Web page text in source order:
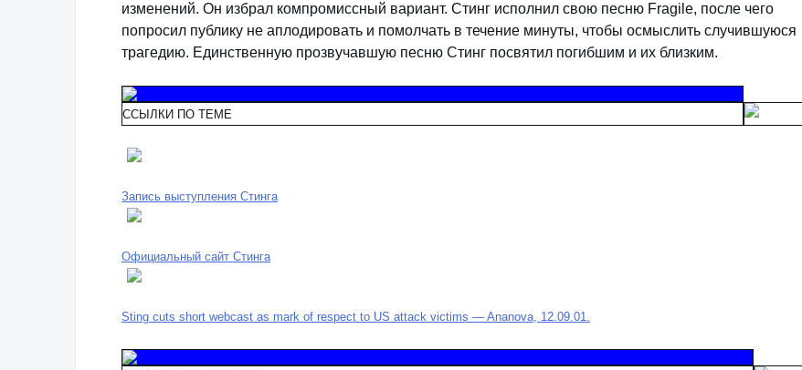
изменений. Он избрал компромиссный вариант. Стинг исполнил свою песню Fragile, после чего
попросил публику не аплодировать и помолчать в течение минуты, чтобы осмыслить случившуюся
трагедию. Единственную прозвучавшую песню Стинг посвятил погибшим и их близким.
ССЫЛКИ ПО ТЕМЕ
Запись выступления Стинга
Официальный сайт Стинга
Sting cuts short webcast as mark of respect to US attack victims — Ananova, 12.09.01.